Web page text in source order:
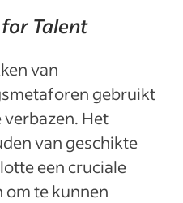
Talent
van
gebruikt
Het
van geschikte
een cruciale
te kunnen